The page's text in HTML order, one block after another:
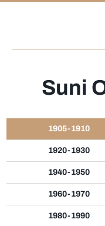
Suni
1905-1910
1920-1930
1940-1950
1960-1970
1980-1990